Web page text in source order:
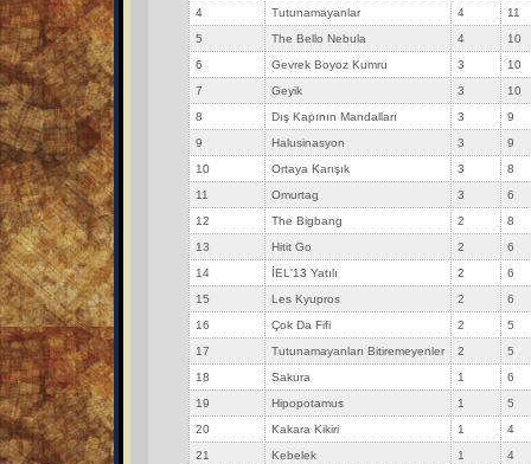
4
Tutunamayanlar 4
11
5
The Bello Nebula 4
10
6
Gevrek Boyoz Kumru 3
10
7
Geyik 3
10
8
Dış Kapının Mandalları 3
9
9
Halusinasyon 3
9
10
Ortaya Karışık 3
8
11
Omurtag 3
6
12
The Bigbang 2
8
13
Hitit Go 2
6
14
İEL'13 Yatılı 2
6
15
Les Kyupros 2
6
16
Çok Da Fifi 2
5
17
Tutunamayanları Bitiremeyenler 2
5
18
Sakura 1
6
19
Hipopotamus 1
5
20
Kakara Kikiri 1
4
21
Kebelek 1
4